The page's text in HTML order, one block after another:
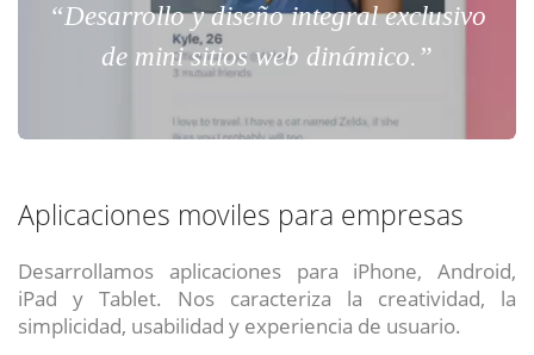
“Desarrollo y diseño integral exclusivo
de mini sitios web dinámico.”
Aplicaciones moviles para empresas
Desarrollamos aplicaciones para iPhone, Android,
iPad y Tablet. Nos caracteriza la creatividad, la
simplicidad, usabilidad y experiencia de usuario.